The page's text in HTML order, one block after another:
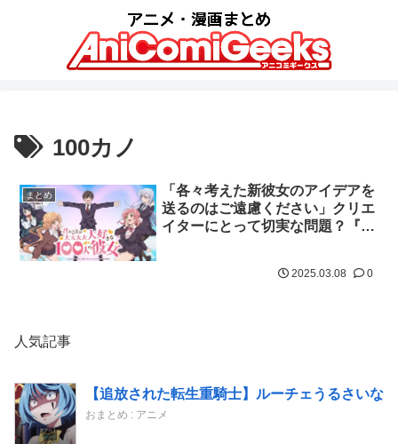
100カノ
まとめ
「各々考えた新彼女のアイデアを
送るのはご遠慮ください」クリエ
イターにとって切実な問題？『君
2025.03.08 0
人気記事
【追放された転生重騎士】ルーチェうるさいな
おまとめ : アニメ